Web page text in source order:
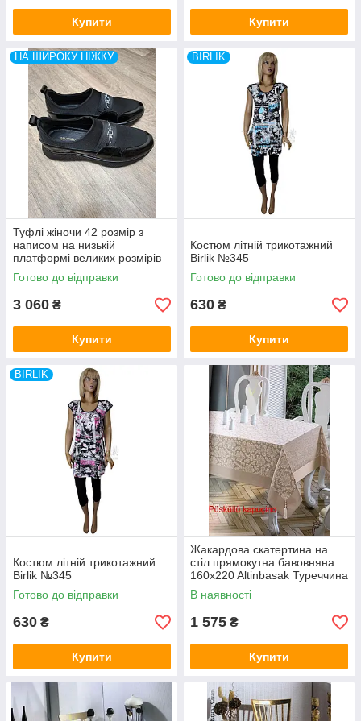
Купити Купити
НА ШИРОКУ НІЖКУ
Туфлі жіночи 42 розмір з
написом на низькій
платформі великих розмірів
Туреччина
Готово до відправки
3 060 ₴
Купити
BIRLIK
Костюм літній трикотажний
Birlik №345
Готово до відправки
630 ₴
Купити
BIRLIK
Костюм літній трикотажний
Birlik №345
Готово до відправки
630 ₴
Купити
Жакардова скатертина на
стіл прямокутна бавовняна
160x220 Altinbasak Туреччина
бежевого кольору
В наявності
1 575 ₴
Купити